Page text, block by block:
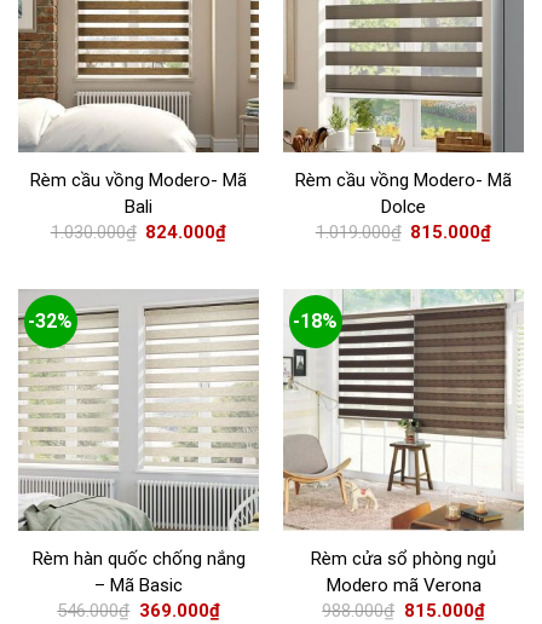
Rèm cầu vồng Modero- Mã
Bali
1.030.000₫ 824.000₫
Rèm cầu vồng Modero- Mã
Dolce
1.019.000₫ 815.000₫
-32%
Rèm hàn quốc chống nắng
– Mã Basic
546.000₫ 369.000₫
-18%
Rèm cửa sổ phòng ngủ
Modero mã Verona
988.000₫ 815.000₫